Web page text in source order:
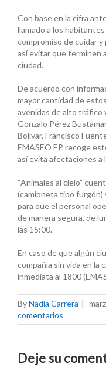
Con base en la cifra
llamado a los
compromiso de cuidar
así evitar que terminen
ciudad.
De acuerdo con
mayor cantidad de
avenidas de alto tráfico
Gonzalo Pérez
Bolívar, Francisco
EMASEO EP recoge
así evita afectaciones a
“Animales al cielo”
(camioneta tipo furgón)
para que el personal
de manera segura, de
las 15:00.
En caso de que algún
compañía sin vida en la
inmediata al 1800
ByNadia Carrera |
comentarios
Deje su